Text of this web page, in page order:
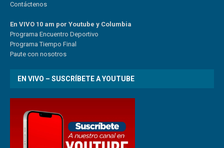
Contáctenos
En VIVO 10 am por Youtube y Columbia
Programa Encuentro Deportivo
Programa Tiempo Final
Paute con nosotros
EN VIVO – SUSCRÍBETE A YOUTUBE